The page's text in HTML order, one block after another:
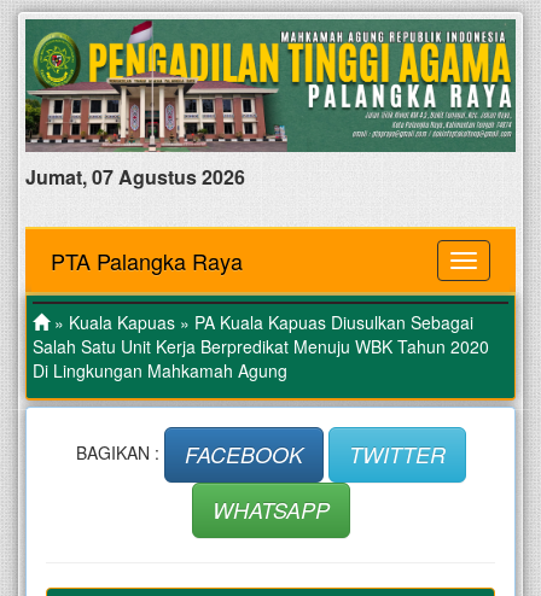
Jumat, 07 Agustus 2026
MENU
PTA Palangka Raya
» Kuala Kapuas » PA Kuala Kapuas Diusulkan Sebagai
Salah Satu Unit Kerja Berpredikat Menuju WBK Tahun 2020
Di Lingkungan Mahkamah Agung
BAGIKAN : FACEBOOK
TWITTER
WHATSAPP